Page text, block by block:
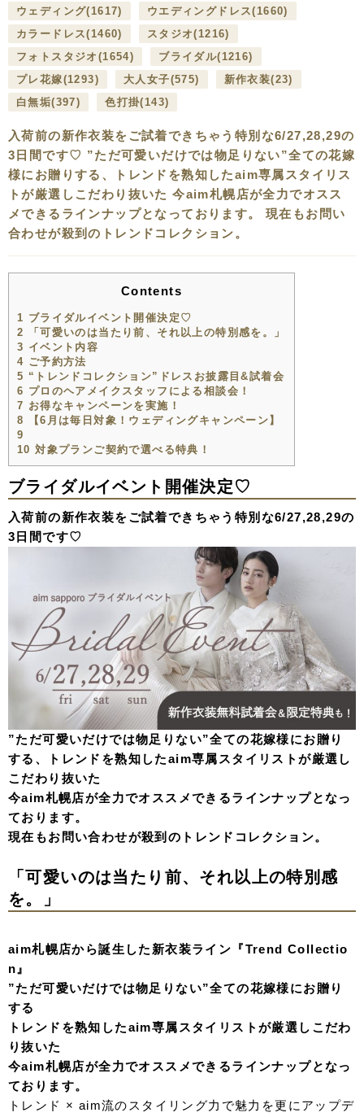
ウェディング(1617) ウエディングドレス(1660)
カラードレス(1460) スタジオ(1216)
フォトスタジオ (1654) ブライダル(1216)
プレ花嫁(1293) 大人女子(575) 新作衣装(23)
白無垢(397) 色打掛(143)
入荷前の新作衣装をご試着できちゃう特別な6/27,28,29の
3日間です♡ ”ただ可愛いだけでは物足りない”全ての花嫁
様にお贈りする、トレンドを熟知したaim専属スタイリス
トが厳選しこだわり抜いた 今aim札幌店が全力でオスス
メできるラインナップとなっております。 現在もお問い
合わせが殺到のトレンドコレクション。
Contents
1 ブライダルイベント開催決定♡
2 「可愛いのは当たり前、それ以上の特別感を。」
3 イベント内容
4 ご予約方法
5 “トレンドコレクション”ドレスお披露目&試着会
6 プロのヘアメイクスタッフによる相談会！
7 お得なキャンペーンを実施！
8 【6月は毎日対象！ウェディングキャンペーン】
9
10 対象プランご契約で選べる特典！
ブライダルイベント開催決定♡
入荷前の新作衣装をご試着できちゃう特別な6/27,28,29の
3日間です♡
”ただ可愛いだけでは物足りない”全ての花嫁様にお贈り
する、トレンドを熟知したaim専属スタイリストが厳選し
こだわり抜いた
今aim札幌店が全力でオススメできるラインナップとなっ
ております。
現在もお問い合わせが殺到のトレンドコレクション。
「可愛いのは当たり前、それ以上の特別感
を。」
aim札幌店から誕生した新衣装ライン『Trend Collectio
n』
”ただ可愛いだけでは物足りない”全ての花嫁様にお贈り
する
トレンドを熟知したaim専属スタイリストが厳選しこだわ
り抜いた
今aim札幌店が全力でオススメできるラインナップとなっ
ております。
トレンド × aim流のスタイリング力で魅力を更にアップデ